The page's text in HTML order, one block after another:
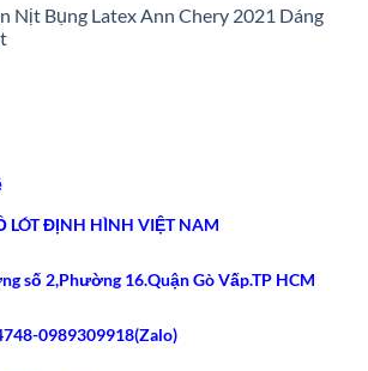
Nịt Bụng Latex Ann Chery 2021 Dáng
LÓT ĐỊNH HÌNH VIỆT NAM
số 2,Phường 16.Quận Gò Vấp.TP HCM
0989309918(Zalo)